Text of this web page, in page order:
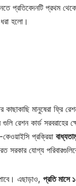
প্রতিবেদনটি প্রথম
হলো।
কাছাকাছি মানুষেরা ফ্রি
রেশন কার্ড সরবরাহের
প্রক্রিয়া
সরকার যোগ্য
এছাড়াও, প্রতি মাসে